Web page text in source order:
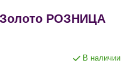
РОЗНИЦА
В наличии